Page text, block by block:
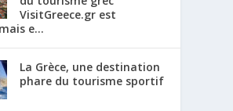
VisitGreece.gr est
e...
La Grèce, une destination
phare du tourisme sportif